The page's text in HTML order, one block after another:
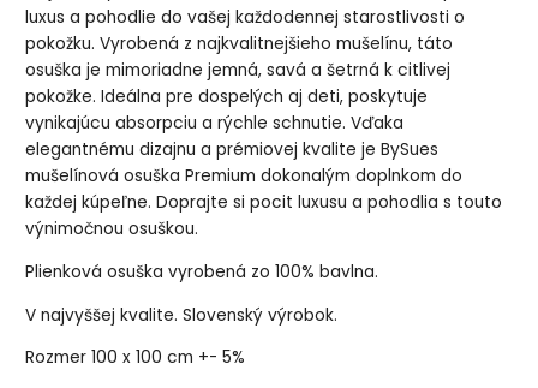
luxus a pohodlie do vašej každodennej starostlivosti o
pokožku. Vyrobená z najkvalitnejšieho mušelínu, táto
osuška je mimoriadne jemná, savá a šetrná k citlivej
pokožke. Ideálna pre dospelých aj deti, poskytuje
vynikajúcu absorpciu a rýchle schnutie. Vďaka
elegantnému dizajnu a prémiovej kvalite je BySues
mušelínová osuška Premium dokonalým doplnkom do
každej kúpeľne. Doprajte si pocit luxusu a pohodlia s touto
výnimočnou osuškou.
Plienková osuška vyrobená zo 100% bavlna.
V najvyššej kvalite. Slovenský výrobok.
Rozmer 100 x 100 cm +- 5%